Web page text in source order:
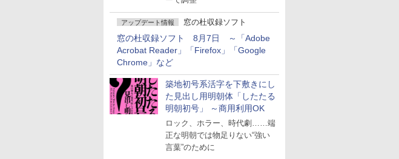
アップデート情報 窓の杜収録ソフト
窓の杜収録ソフト 8月7日 ～「Adobe
Acrobat Reader」「Firefox」「Google
Chrome」など
築地初号系活字を下敷きにし
た見出し用明朝体「したたる
明朝初号」 ～商用利用OK
ロック、ホラー、時代劇……端
正な明朝では物足りない“強い
言葉”のために